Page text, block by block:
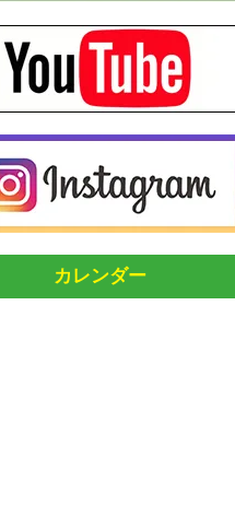
カレンダー